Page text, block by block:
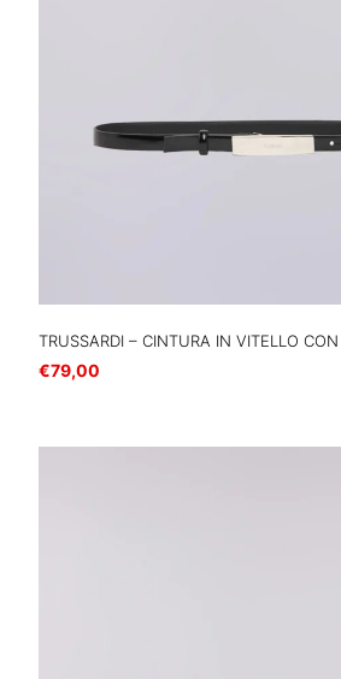
TRUSSARDI – CINTURA IN VITELLO
€79,00